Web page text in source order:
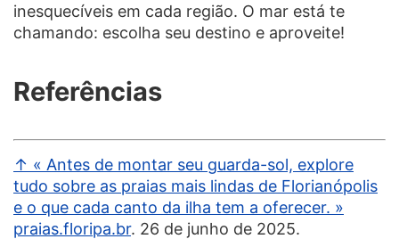
inesquecíveis em cada região. O mar está te
chamando: escolha seu destino e aproveite!
Referências
↑ « Antes de montar seu guarda-sol, explore
tudo sobre as praias mais lindas de Florianópolis
e o que cada canto da ilha tem a oferecer. »
praias.floripa.br. 26 de junho de 2025.